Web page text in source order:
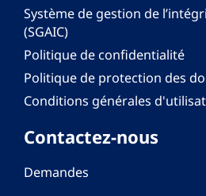
Système de gestion de
(SGAIC)
Politique de confidentialité
Politique de protection des
Conditions générales
Contactez-nous
Demandes